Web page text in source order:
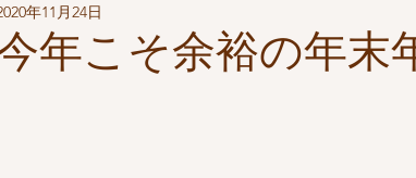
美味しいもの
年こそ余裕の年末
年11月24日